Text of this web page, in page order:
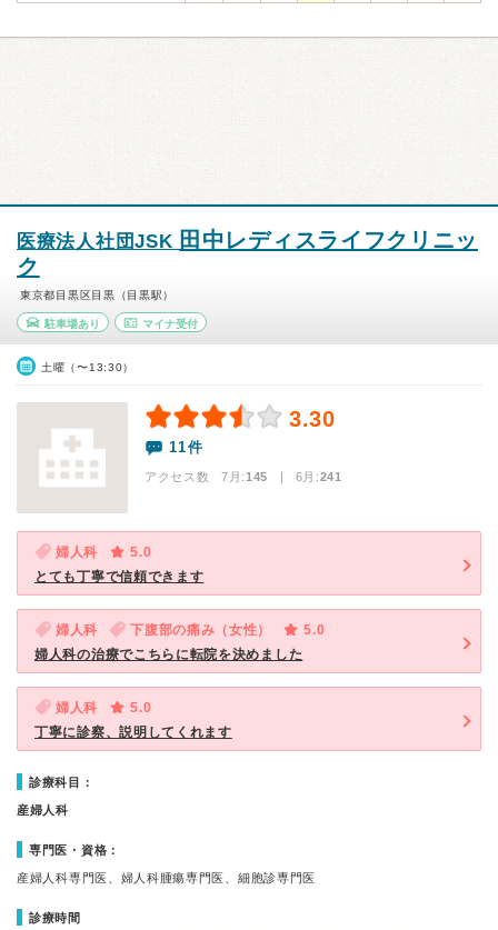
医療法人社団JSK 田中レディスライフクリニッ
ク
東京都目黒区目黒（目黒駅）
駐車場あり マイナ受付
土曜（〜13:30）
3.30
11件
アクセス数 7月:145 | 6月:241
婦人科
5.0
とても丁寧で信頼できます
婦人科 下腹部の痛み（女性）
5.0
婦人科の治療でこちらに転院を決めました
婦人科
5.0
丁寧に診察、説明してくれます
診療科目：
産婦人科
専門医・資格：
産婦人科専門医、婦人科腫瘍専門医、細胞診専門医
診療時間